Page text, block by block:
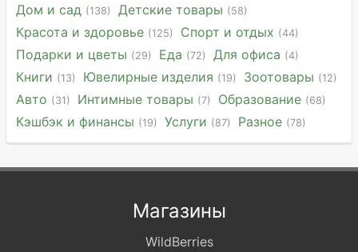
Дом и сад (138) Детские товары (58)
Красота и здоровье (125) Спорт и отдых (44)
Подарки и цветы (29) Еда (72) Для офиса (4)
Книги (13) Ювелирные изделия (19) Зоотовары (12)
Авто (31) Интимные товары (7) Образование (68)
Кэшбэк и финансы (19) Услуги (87) Разное (78)
Магазины
WildBerries